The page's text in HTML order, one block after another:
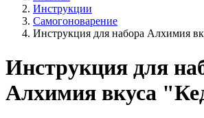
Инструкции
Самогоноварение
Инструкция для набора Алхимия
Инструкция для
Алхимия вкуса